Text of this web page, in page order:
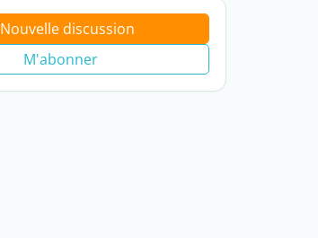
Nouvelle discussion
M'abonner